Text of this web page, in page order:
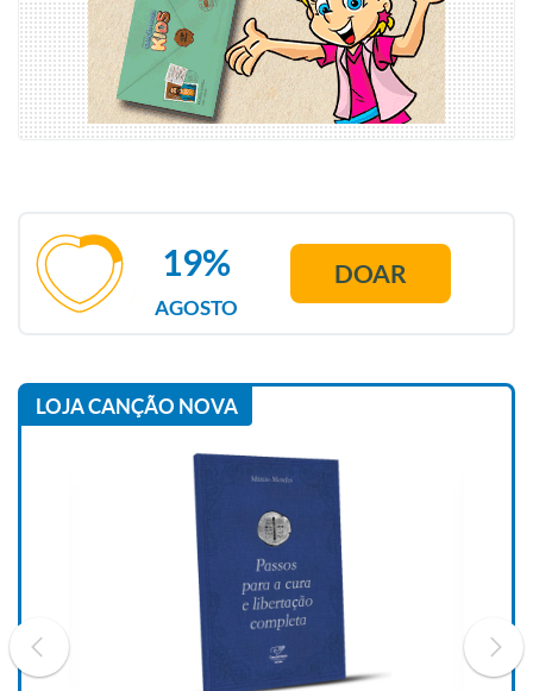
AGOSTO
19% DOAR
LOJA CANÇÃO NOVA